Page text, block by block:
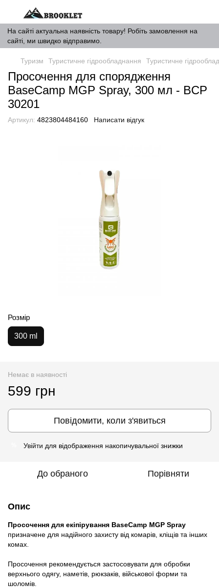
На сайті актуальна наявність товару! Робіть замовлення на
сайті, ми швидко відправимо.
Туризм Туристичне гідрообладнання Туристичне
Просочення для спорядження
BaseCamp MGP Spray, 300 мл - BCP
30201
Артикул: 4823804484160 Написати відгук
Розмір
300 ml
Немає в наявності
599 грн
Повідомити, коли з'явиться
Увійти для відображення накопичувальної знижки
До обраного Порівняти
Опис
Просочення для екіпірування BaseCamp MGP Spray
призначене для надійного захисту від комарів, кліщів та інших
комах.
Просочення рекомендується застосовувати для обробки
верхнього одягу, наметів, рюкзаків, військової форми та
шоломів.